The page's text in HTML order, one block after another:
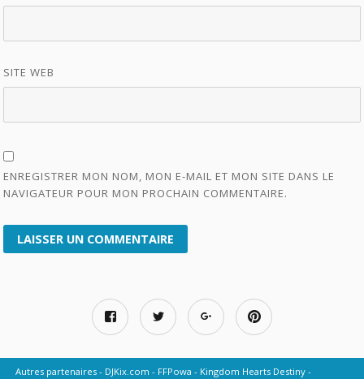
SITE WEB
ENREGISTRER MON NOM, MON E-MAIL ET MON SITE DANS LE
NAVIGATEUR POUR MON PROCHAIN COMMENTAIRE.
Autres partenaires DJKix.com FFPowa Kingdom Hearts Destiny